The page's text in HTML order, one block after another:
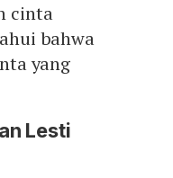
cinta
bahwa
yang
Lesti